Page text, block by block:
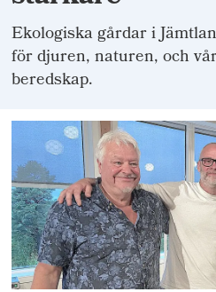
Ekologiska gårdar i
för djuren, naturen, och
beredskap.